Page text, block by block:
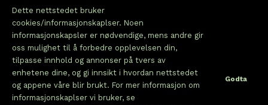
Dette nettstedet bruker
cookies/informasjonskaplser. Noen
informasjonskapsler er nødvendige, mens andre gir
oss mulighet til å forbedre opplevelsen din,
tilpasse innhold og annonser på tvers av
enhetene dine, og gi innsikt i hvordan nettstedet
og appene våre blir brukt. For mer informasjon om
informasjonskaplser vi bruker, se
Godta